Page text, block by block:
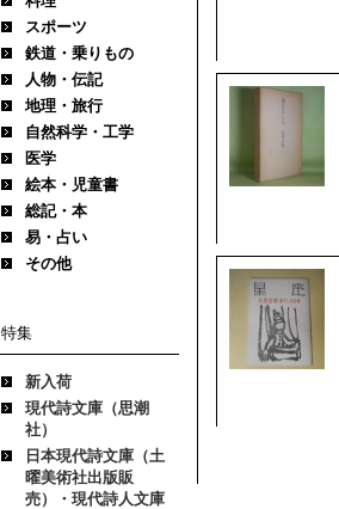
スポーツ
鉄道・乗りもの
人物・伝記
地理・旅行
自然科学・工学
医学
絵本・児童書
総記・本
易・占い
その他
特集
新入荷
現代詩文庫（思潮
社）
日本現代詩文庫（土
曜美術社出版販
売）・現代詩人文庫